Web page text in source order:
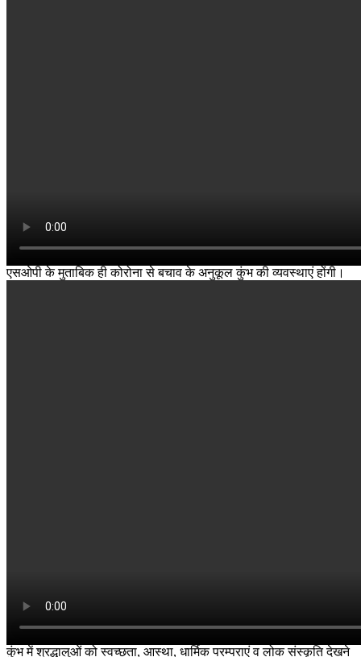
एसओपी के मुताबिक ही कोरोना से बचाव के अनुकूल कुंभ की व्यवस्थाएं होंगी।
कुंभ में श्रद्धालुओं को स्वच्छता, आस्था, धार्मिक परम्पराएं व लोक संस्कृति देखने